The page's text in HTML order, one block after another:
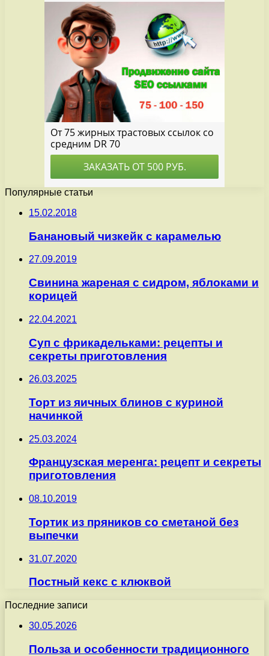
Популярные статьи
15.02.2018
Банановый чизкейк с карамелью
27.09.2019
Свинина жареная с сидром, яблоками и
корицей
22.04.2021
Суп с фрикадельками: рецепты и
секреты приготовления
26.03.2025
Торт из яичных блинов с куриной
начинкой
25.03.2024
Французская меренга: рецепт и секреты
приготовления
08.10.2019
Тортик из пряников со сметаной без
выпечки
31.07.2020
Постный кекс с клюквой
Последние записи
30.05.2026
Польза и особенности традиционного